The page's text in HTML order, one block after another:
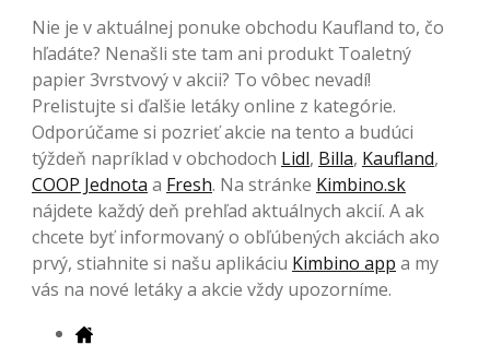
Nie je v aktuálnej ponuke obchodu Kaufland to, čo
hľadáte? Nenašli ste tam ani produkt Toaletný
papier 3vrstvový v akcii? To vôbec nevadí!
Prelistujte si ďalšie letáky online z kategórie.
Odporúčame si pozrieť akcie na tento a budúci
týždeň napríklad v obchodoch Lidl, Billa, Kaufland,
COOP Jednota a Fresh. Na stránke Kimbino.sk
nájdete každý deň prehľad aktuálnych akcií. A ak
chcete byť informovaný o obľúbených akciách ako
prvý, stiahnite si našu aplikáciu Kimbino app a my
vás na nové letáky a akcie vždy upozorníme.